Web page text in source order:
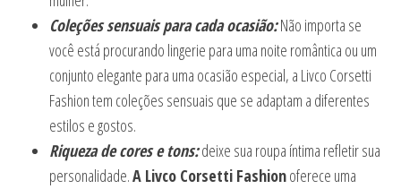
Coleções sensuais para cada ocasião:Não importa se
você está procurando lingerie para uma noite romântica ou um
conjunto elegante para uma ocasião especial, a Livco Corsetti
Fashion tem coleções sensuais que se adaptam a diferentes
estilos e gostos.
Riqueza de cores e tons:deixe sua roupa íntima refletir sua
personalidade.A Livco Corsetti Fashionoferece uma